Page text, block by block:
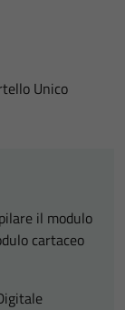
Unico
il modulo
cartaceo